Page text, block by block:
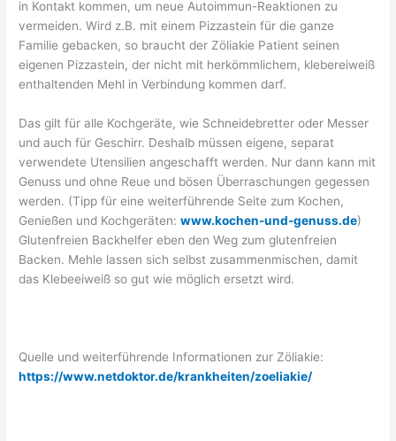
in Kontakt kommen, um neue Autoimmun-Reaktionen zu
vermeiden. Wird z.B. mit einem Pizzastein für die ganze
Familie gebacken, so braucht der Zöliakie Patient seinen
eigenen Pizzastein, der nicht mit herkömmlichem, klebereiweiß
enthaltenden Mehl in Verbindung kommen darf.
Das gilt für alle Kochgeräte, wie Schneidebretter oder Messer
und auch für Geschirr. Deshalb müssen eigene, separat
verwendete Utensilien angeschafft werden. Nur dann kann mit
Genuss und ohne Reue und bösen Überraschungen gegessen
werden. (Tipp für eine weiterführende Seite zum Kochen,
Genießen und Kochgeräten:www.kochen-und-genuss.de)
Glutenfreien Backhelfer eben den Weg zum glutenfreien
Backen. Mehle lassen sich selbst zusammenmischen, damit
das Klebeeiweiß so gut wie möglich ersetzt wird.
Quelle und weiterführende Informationen zur Zöliakie:
https://www.netdoktor.de/krankheiten/zoeliakie/